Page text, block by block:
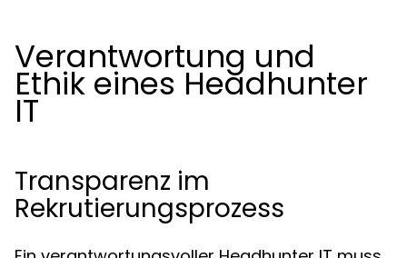
Verantwortung und
Ethik eines Headhunter
IT
Transparenz im
Rekrutierungsprozess